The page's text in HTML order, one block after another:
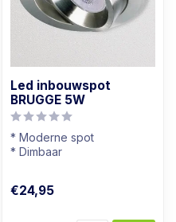
Led inbouwspot
BRUGGE 5W
* Moderne spot
* Dimbaar
€24,95